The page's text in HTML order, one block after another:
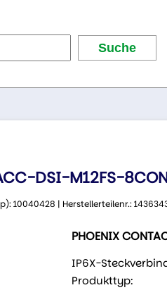
DSI-M12FS-
10040428 | Herstellerteilenr.:
PHOENIX
IP6X-
Produkttyp: